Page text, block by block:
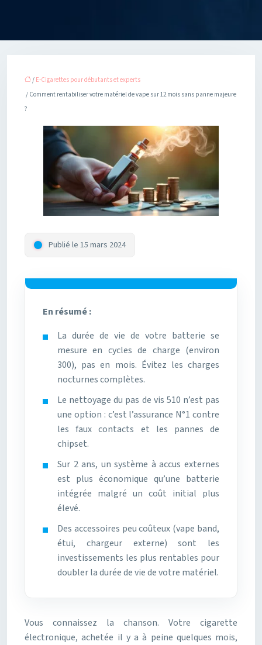
/ E-Cigarettes pour débutants et experts
/ Comment rentabiliser votre matériel de vape sur 12 mois sans panne majeure
?
Publié le 15 mars 2024
En résumé :
La durée de vie de votre batterie se
mesure en cycles de charge (environ
300), pas en mois. Évitez les charges
nocturnes complètes.
Le nettoyage du pas de vis 510 n’est pas
une option : c’est l’assurance N°1 contre
les faux contacts et les pannes de
chipset.
Sur 2 ans, un système à accus externes
est plus économique qu’une batterie
intégrée malgré un coût initial plus
élevé.
Des accessoires peu coûteux (vape band,
étui, chargeur externe) sont les
investissements les plus rentables pour
doubler la durée de vie de votre matériel.
Vous connaissez la chanson. Votre cigarette
électronique, achetée il y a à peine quelques mois,